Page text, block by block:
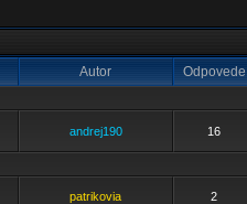
Autor Odpovede
andrej190 16
patrikovia 2